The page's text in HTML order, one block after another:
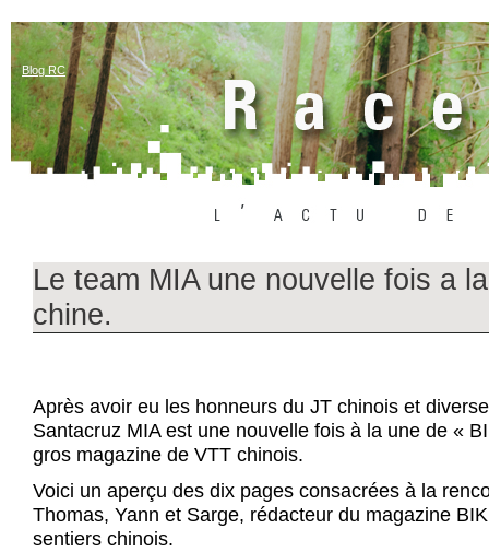
Blog RC
Le team MIA une nouvelle fois a
chine.
Après avoir eu les honneurs du JT chinois et
Santacruz MIA est une nouvelle fois à la une de «
gros magazine de VTT chinois.
Voici un aperçu des dix pages consacrées à la
Thomas, Yann et Sarge, rédacteur du magazine
sentiers chinois.